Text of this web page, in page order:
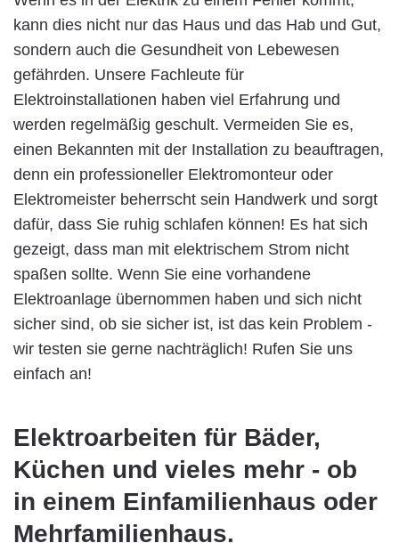
kann dies nicht nur das Haus und das Hab und Gut,
sondern auch die Gesundheit von Lebewesen
gefährden. Unsere Fachleute für
Elektroinstallationen haben viel Erfahrung und
werden regelmäßig geschult. Vermeiden Sie es,
einen Bekannten mit der Installation zu beauftragen,
denn ein professioneller Elektromonteur oder
Elektromeister beherrscht sein Handwerk und sorgt
dafür, dass Sie ruhig schlafen können! Es hat sich
gezeigt, dass man mit elektrischem Strom nicht
spaßen sollte. Wenn Sie eine vorhandene
Elektroanlage übernommen haben und sich nicht
sicher sind, ob sie sicher ist, ist das kein Problem -
wir testen sie gerne nachträglich! Rufen Sie uns
einfach an!
Elektroarbeiten für Bäder,
Küchen und vieles mehr - ob
in einem Einfamilienhaus oder
Mehrfamilienhaus.